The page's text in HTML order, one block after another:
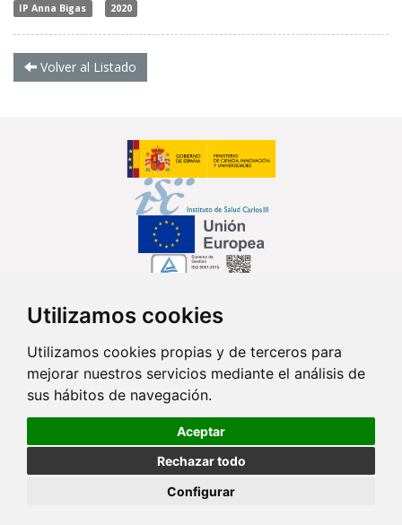
Utilizamos cookies
Utilizamos cookies propias y de terceros para
mejorar nuestros servicios mediante el análisis de
sus hábitos de navegación.
Aceptar
Rechazar todo
Configurar
IP Anna Bigas 2020
Volver al Listado
Síguenos en...
Contacto
Av. Monforte de Lemos, 3-5. Pabellón 11. Planta 0 28029 Madrid
info@ciberisciii.es
Política de Privacidad
| Portal de Transparencia